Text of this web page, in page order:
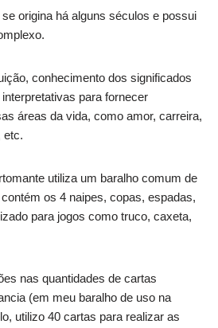
origina há alguns séculos e possui
conhecimento dos significados
para fornecer
áreas da vida, como amor, carreira,
etc.
utiliza um baralho comum de
os 4 naipes, copas, espadas,
para jogos como truco, caxeta,
nas quantidades de cartas
(em meu baralho de uso na
utilizo 40 cartas para realizar as